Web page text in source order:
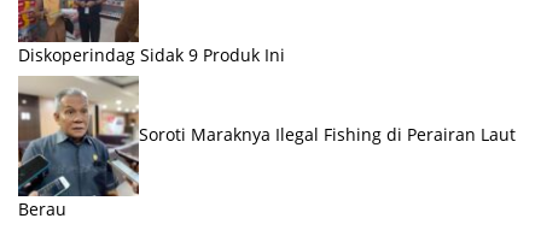
Diskoperindag Sidak 9 Produk Ini
Soroti Maraknya Ilegal Fishing di Perairan Laut
Berau